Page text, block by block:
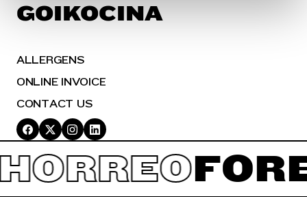
en laPolítica de Cookieste indicamos cómo hacerlo
en diferentes navegadores.
GOIKOCINA
ALLERGENS
ONLINE INVOICE
CONTACT US